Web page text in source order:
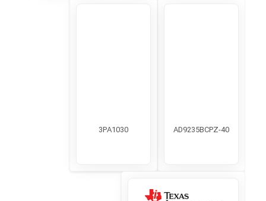
AD9235BCPZ-40
3PA1030